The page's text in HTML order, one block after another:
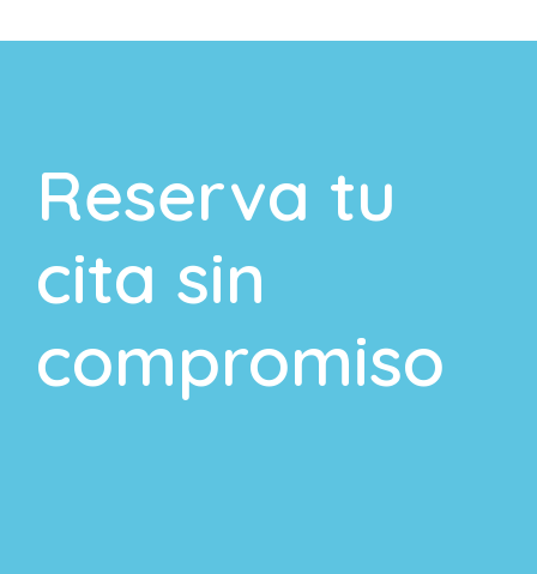
Reserva tu
cita sin
compromiso